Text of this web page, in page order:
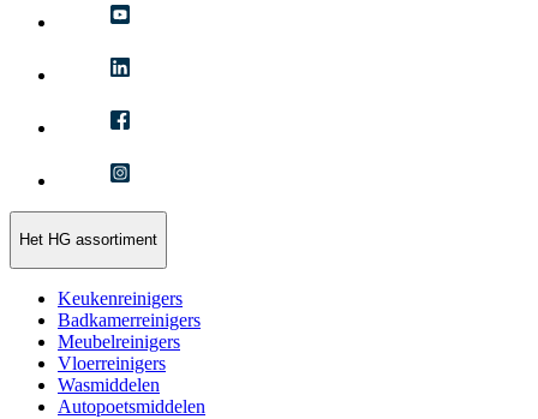
Het HG assortiment
Keukenreinigers
Badkamerreinigers
Meubelreinigers
Vloerreinigers
Wasmiddelen
Autopoetsmiddelen